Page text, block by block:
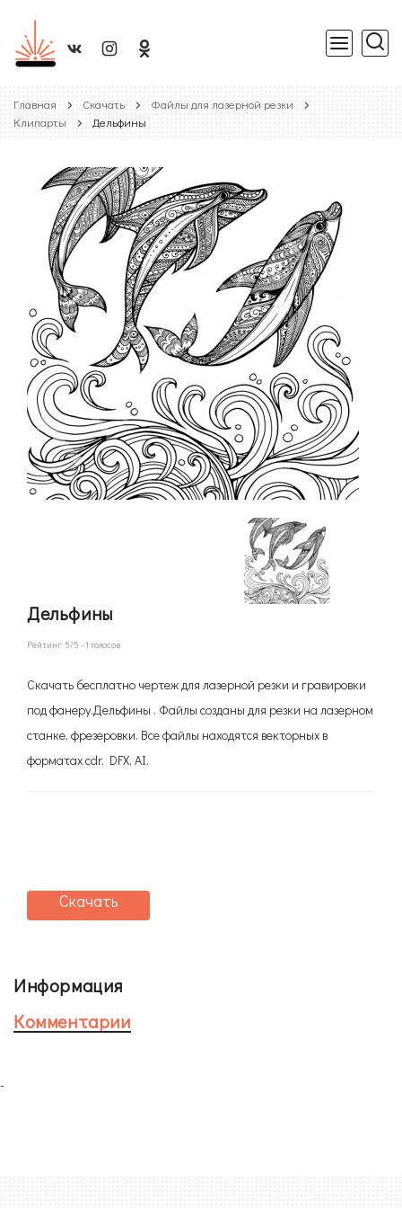
Главная Скачать
Файлы для лазерной резки
Клипарты
Дельфины
Дельфины
Рейтинг: 5/5 -1 голосов
Скачать бесплатно чертеж для лазерной резки и гравировки
под фанеру.Дельфины . Файлы созданы для резки на лазерном
станке, фрезеровки. Все файлы находятся векторных в
форматах cdr, DFX, AI.
Скачать
Информация
Комментарии
-